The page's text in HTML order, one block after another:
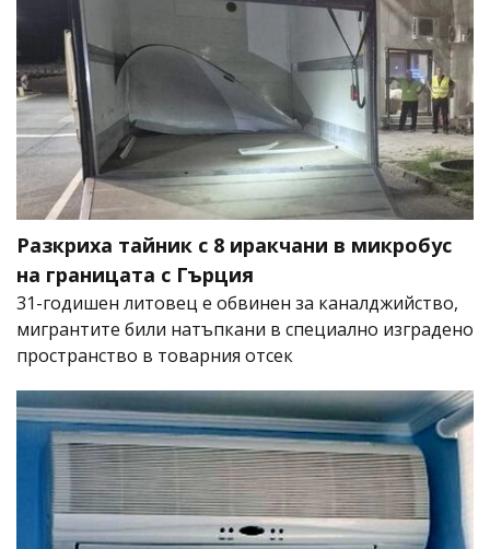
Разкриха тайник с 8 иракчани в микробус
на границата с Гърция
31-годишен литовец е обвинен за каналджийство,
мигрантите били натъпкани в специално изградено
пространство в товарния отсек